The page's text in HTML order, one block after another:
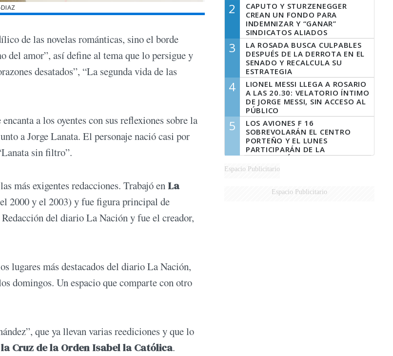
DIAZ
de las novelas románticas, sino el borde
del amor”, así define al tema que lo persigue y
desatados”, “La segunda vida de las
a los oyentes con sus reflexiones sobre la
a Jorge Lanata. El personaje nació casi por
sin filtro”.
más exigentes redacciones. Trabajó en La
2000 y el 2003) y fue figura principal de
del diario La Nación y fue el creador,
lugares más destacados del diario La Nación,
domingos. Un espacio que comparte con otro
que ya llevan varias reediciones y que lo
Cruz de la Orden Isabel la Católica.
2
CAPUTO Y STURZENEGGER
CREAN UN FONDO PARA
INDEMNIZAR Y “GANAR”
SINDICATOS ALIADOS
3
LA ROSADA BUSCA CULPABLES
DESPUÉS DE LA DERROTA EN EL
SENADO Y RECALCULA SU
ESTRATEGIA
4
LIONEL MESSI LLEGA A ROSARIO
A LAS 20.30: VELATORIO ÍNTIMO
DE JORGE MESSI, SIN ACCESO AL
PÚBLICO
5
LOS AVIONES F 16
SOBREVOLARÁN EL CENTRO
PORTEÑO Y EL LUNES
PARTICIPARÁN DE LA
CELEBRACIÓN DE LA FUERZA
AÉREA
Espacio Publicitario
Espacio Publicitario